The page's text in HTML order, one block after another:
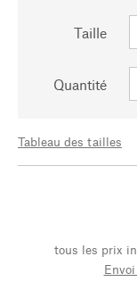
Taille
Quantité
Tableau des tailles
tous les prix